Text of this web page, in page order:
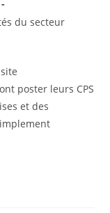
du secteur
poster leurs CPS
et des